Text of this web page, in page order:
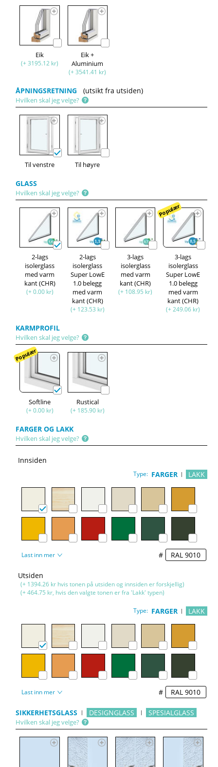
Eik
(+ 3195.12 kr)
Eik +
Aluminium
(+ 3541.41 kr)
ÅPNINGSRETNING (utsikt fra utsiden)
Hvilken skal jeg velge?
Til venstre Til høyre
GLASS
Hvilken skal jeg velge?
2-lags
isolerglass
med varm
kant (CHR)
(+ 0.00 kr)
2-lags
isolerglass
Super LowE
1.0 belegg
med varm
kant (CHR)
(+ 123.53 kr)
3-lags
isolerglass
med varm
kant (CHR)
(+ 108.95 kr)
Populær
3-lags
isolerglass
Super LowE
1.0 belegg
med varm
kant (CHR)
(+ 249.06 kr)
KARMPROFIL
Hvilken skal jeg velge?
Populær
Softline
(+ 0.00 kr)
Rustical
(+ 185.90 kr)
FARGER OG LAKK
Hvilken skal jeg velge?
Innsiden
Type: FARGER LAKK
Last inn mer #
Utsiden
(+ 1394.26 kr hvis tonen på utsiden og innsiden er forskjellig)
(+ 464.75 kr, hvis den valgte tonen er fra 'Lakk' typen)
Type: FARGER LAKK
Last inn mer #
SIKKERHETSGLASS DESIGNGLASS SPESIALGLASS
Hvilken skal jeg velge?